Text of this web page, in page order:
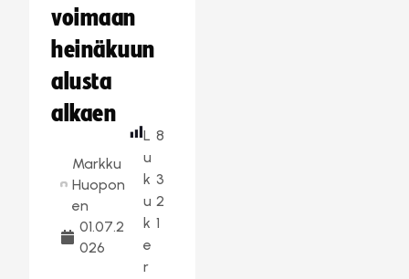
voimaan
heinäkuun
alusta
alkaen
Markku
Huopon
en
01.07.2
026
L
u
k
u
k
e
r
8
3
2
1